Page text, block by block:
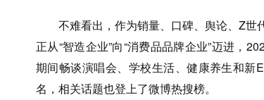
不难看出，作为销量、口碑、舆论、Z世
正从“智造企业”向“消费品品牌企业”迈进，
期间畅谈演唱会、学校生活、健康养生和新
名，相关话题也登上了微博热搜榜。